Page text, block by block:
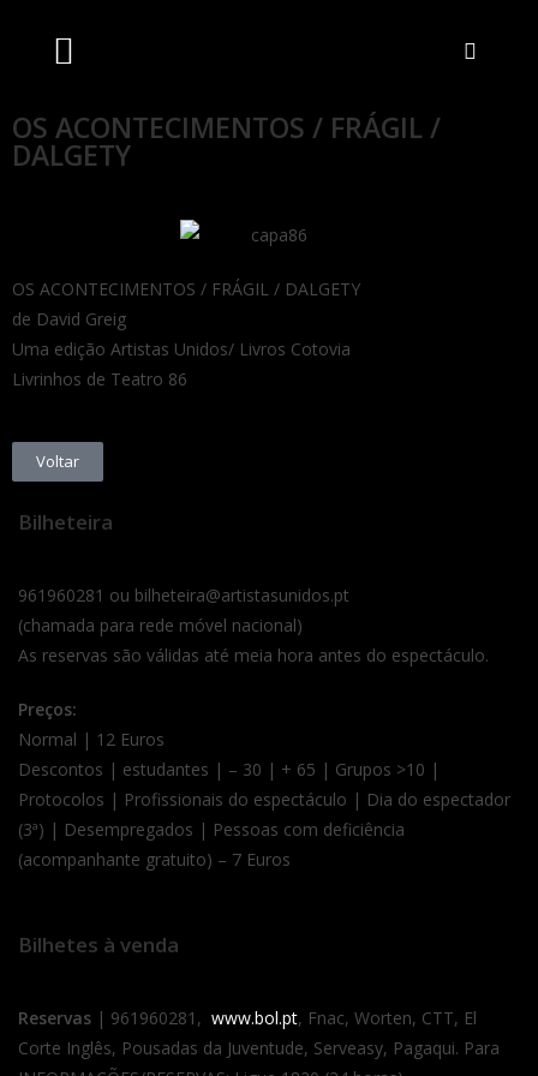
OS ACONTECIMENTOS / FRÁGIL /
DALGETY
OS ACONTECIMENTOS / FRÁGIL / DALGETY
de David Greig
Uma edição Artistas Unidos/ Livros Cotovia
Livrinhos de Teatro 86
Voltar
Bilheteira
961960281 ou bilheteira@artistasunidos.pt
(chamada para rede móvel nacional)
As reservas são válidas até meia hora antes do espectáculo.
Preços:
Normal | 12 Euros
Descontos | estudantes | – 30 | + 65 | Grupos >10 |
Protocolos | Profissionais do espectáculo | Dia do espectador
(3ª) | Desempregados | Pessoas com deficiência
(acompanhante gratuito) – 7 Euros
Bilhetes à venda
Reservas | 961960281, www.bol.pt, Fnac, Worten, CTT, El
Corte Inglês, Pousadas da Juventude, Serveasy, Pagaqui. Para